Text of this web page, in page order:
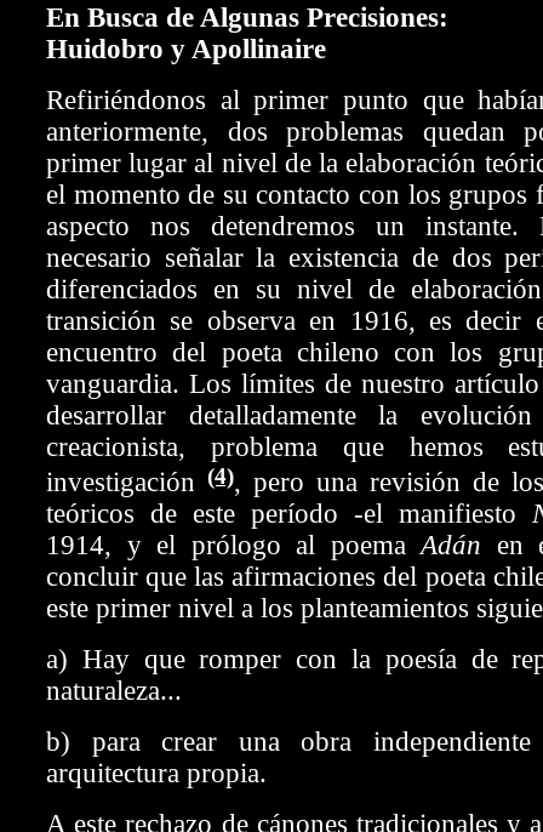
En Busca de Algunas Precisiones:
Huidobro y Apollinaire
Refiriéndonos al primer punto que
anteriormente, dos problemas quedan
primer lugar al nivel de la elaboración
el momento de su contacto con los grupos
aspecto nos detendremos un instante.
necesario señalar la existencia de dos
diferenciados en su nivel de
transición se observa en 1916, es decir
encuentro del poeta chileno con los
vanguardia. Los límites de nuestro
desarrollar detalladamente la
creacionista, problema que hemos
investigación (4), pero una revisión de los
teóricos de este período -el manifiesto
1914, y el prólogo al poemaAdán en
concluir que las afirmaciones del poeta
este primer nivel a los planteamientos
a) Hay que romper con la poesía de
naturaleza...
b) para crear una obra
arquitectura propia.
A este rechazo de cánones tradicionales y